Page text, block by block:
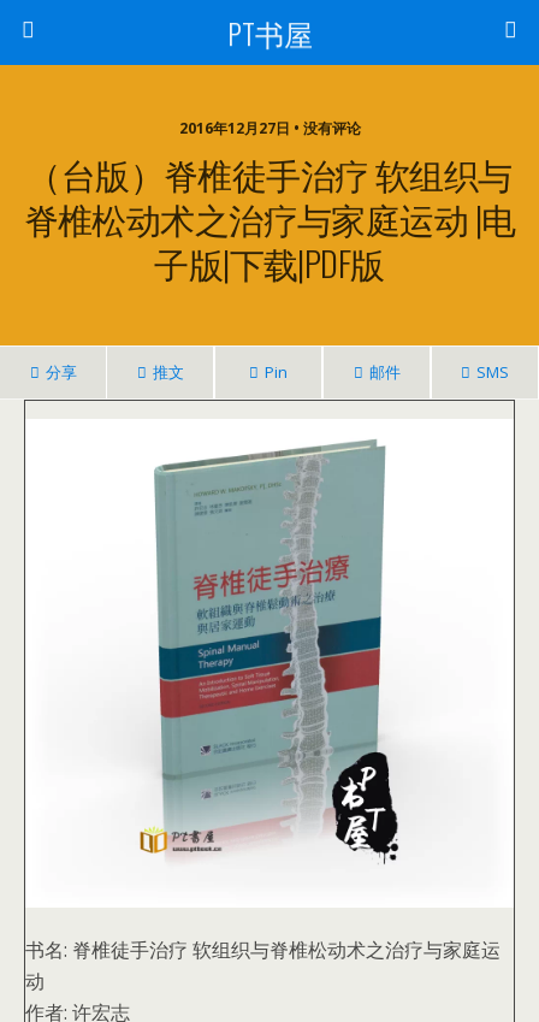
PT书屋
2016年12月27日 • 没有评论
（台版）脊椎徒手治疗 软组织与
脊椎松动术之治疗与家庭运动 |电
子版|下载|PDF版
分享 推文 Pin 邮件 SMS
书名: 脊椎徒手治疗 软组织与脊椎松动术之治疗与家庭运
动
作者: 许宏志